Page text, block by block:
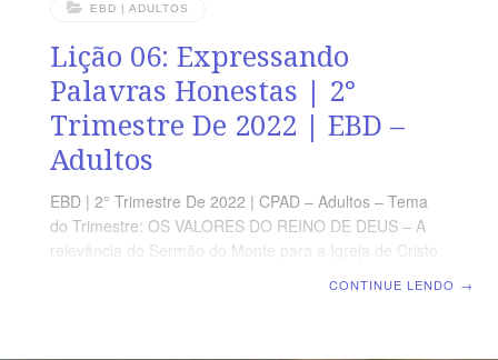
EBD | ADULTOS
Lição 06: Expressando
Palavras Honestas | 2°
Trimestre De 2022 | EBD –
Adultos
EBD | 2° Trimestre De 2022 | CPAD – Adultos – Tema
do Trimestre: OS VALORES DO REINO DE DEUS – A
relevância do Sermão do Monte para a Igreja de Cristo
CONTINUE LENDO →